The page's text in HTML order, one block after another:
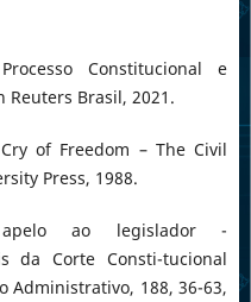
Constitucional e
Reuters Brasil, 2021.
of Freedom – The Civil
Press, 1988.
ao legislador -
da Corte Consti-tucional
Administrativo, 188, 36-63,